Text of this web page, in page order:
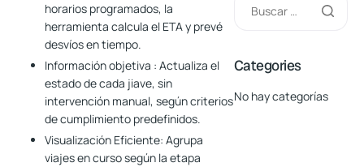
horarios programados, la
herramienta calcula el ETA y prevé
desvíos en tiempo.
Información objetiva : Actualiza el
estado de cada jiave, sin
intervención manual, según criterios
de cumplimiento predefinidos.
Visualización Eficiente: Agrupa
viajes en curso según la etapa
Categories
No hay categorías